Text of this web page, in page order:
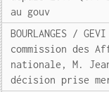
au gouv
BOURLANGES /
commission des
nationale, M.
décision prise